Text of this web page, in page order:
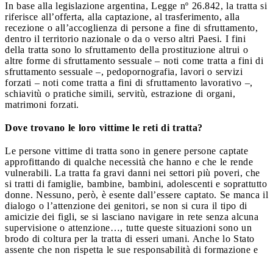
In base alla legislazione argentina, Legge nº 26.842, la tratta si
riferisce all’offerta, alla captazione, al trasferimento, alla
recezione o all’accoglienza di persone a fine di sfruttamento,
dentro il territorio nazionale o da o verso altri Paesi. I fini
della tratta sono lo sfruttamento della prostituzione altrui o
altre forme di sfruttamento sessuale – noti come tratta a fini di
sfruttamento sessuale –, pedopornografia, lavori o servizi
forzati – noti come tratta a fini di sfruttamento lavorativo –,
schiavitù o pratiche simili, servitù, estrazione di organi,
matrimoni forzati.
Dove trovano le loro vittime le reti di tratta?
Le persone vittime di tratta sono in genere persone captate
approfittando di qualche necessità che hanno e che le rende
vulnerabili. La tratta fa gravi danni nei settori più poveri, che
si tratti di famiglie, bambine, bambini, adolescenti e soprattutto
donne. Nessuno, però, è esente dall’essere captato. Se manca il
dialogo o l’attenzione dei genitori, se non si cura il tipo di
amicizie dei figli, se si lasciano navigare in rete senza alcuna
supervisione o attenzione…, tutte queste situazioni sono un
brodo di coltura per la tratta di esseri umani. Anche lo Stato
assente che non rispetta le sue responsabilità di formazione e